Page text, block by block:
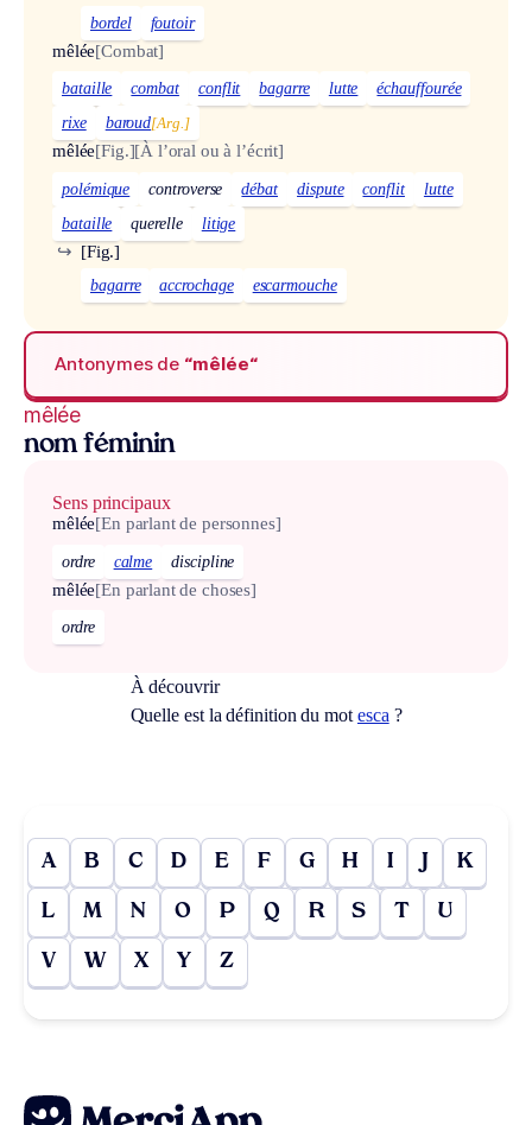
bordel foutoir
mêlée[Combat]
bataille combat conflit bagarre lutte
échauffourée
rixe
baroud[Arg.]
mêlée[Fig.][À l’oral ou à l’écrit]
polémique controverse débat dispute conflit
lutte
bataille
querelle litige
[Fig.]
↪
bagarre accrochage escarmouche
Antonymes de “mêlée“
mêlée
nom féminin
Sens principaux
mêlée[En parlant de personnes]
ordre calme discipline
mêlée[En parlant de choses]
ordre
À découvrir
Quelle est la définition du mot esca ?
A B C D E F G H I J K
L M N O P Q R S T U
V W X Y Z